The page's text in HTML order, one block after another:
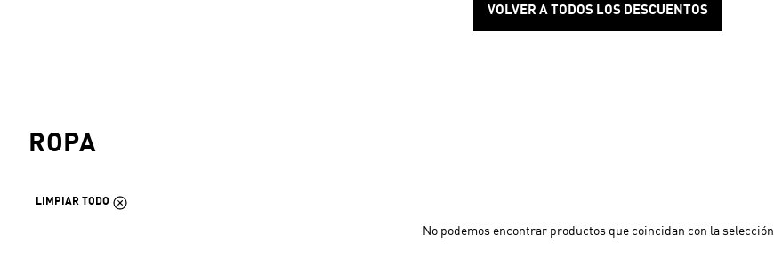
VOLVER A TODOS LOS DESCUENTOS
ROPA
LIMPIAR TODO
No podemos encontrar productos que coincidan con la selección